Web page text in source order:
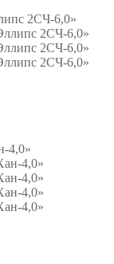
2СЧ-6,0»
4,0»